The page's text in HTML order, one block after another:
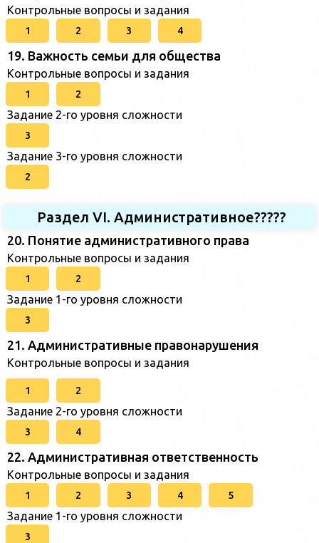
Контрольные вопросы и задания
1 2 3 4
19. Важность семьи для общества
Контрольные вопросы и задания
1 2
Задание 2-го уровня сложности
3
Задание 3-го уровня сложности
2
Раздел VI. Административное?????
20. Понятие административного права
Контрольные вопросы и задания
1 2
Задание 1-го уровня сложности
3
21. Административные правонарушения
Контрольные вопросы и задания
1 2
Задание 2-го уровня сложности
3 4
22. Административная ответственность
Контрольные вопросы и задания
1 2 3 4 5
Задание 1-го уровня сложности
3